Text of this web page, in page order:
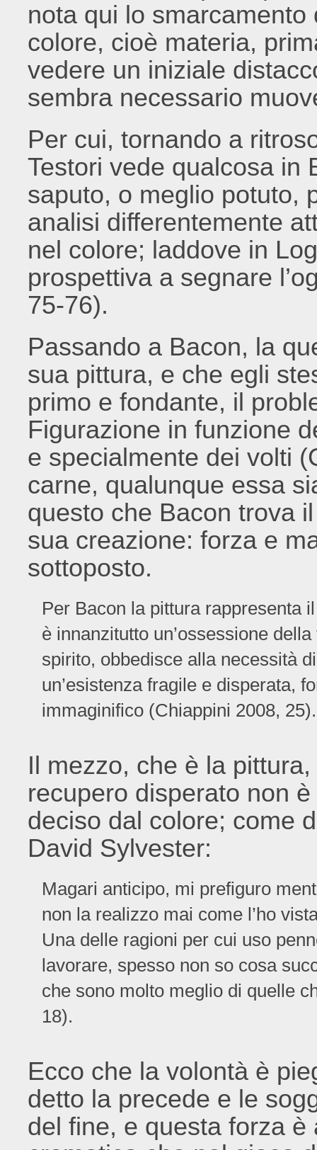
nota qui lo smarcamento
colore, cioè materia,
vedere un iniziale
sembra necessario
Per cui, tornando a
Testori vede qualcosa in
saputo, o meglio potuto,
analisi differentemente
nel colore; laddove in
prospettiva a segnare
75-76).
Passando a Bacon, la
sua pittura, e che egli
primo e fondante, il
Figurazione in funzione
e specialmente dei volti
carne, qualunque essa
questo che Bacon trova
sua creazione: forza e
sottoposto.
Per Bacon la pittura rappresenta
è innanzitutto un’ossessione
spirito, obbedisce alla necessità
un’esistenza fragile e disperata,
immaginifico (Chiappini 2008, 25).
Il mezzo, che è la
recupero disperato non
deciso dal colore; come
David Sylvester:
Magari anticipo, mi prefiguro
non la realizzo mai come l’ho
Una delle ragioni per cui uso
lavorare, spesso non so cosa
che sono molto meglio di quelle
18).
Ecco che la volontà è
detto la precede e le
del fine, e questa forza